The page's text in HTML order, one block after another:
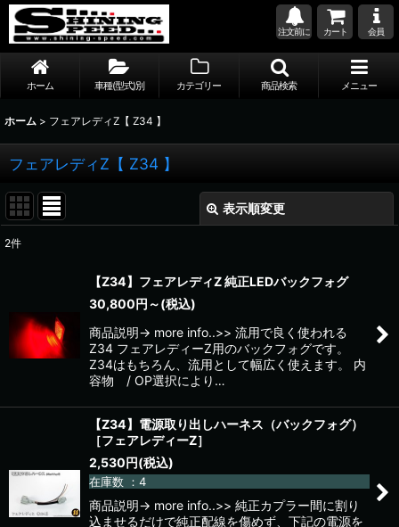
注文前に カート 会員
ホーム 車種(型式)別 カテゴリー 商品検索 メニュー
ホーム > フェアレディZ【 Z34 】
フェアレディZ【 Z34 】
表示順変更
絞り込む
2件
【Z34】フェアレディZ 純正LEDバックフォグ
30,800円 ～(税込)
商品説明→ more info..>> 流用で良く使われる
Z34 フェアレディーZ用のバックフォグです。
Z34はもちろん、流用として幅広く使えます。 内
容物 / OP選択により…
【Z34】電源取り出しハーネス（バックフォグ）
［フェアレディーZ］
2,530円(税込)
在庫数 ：4
商品説明→ more info..>> 純正カプラー間に割り
込ませるだけで純正配線を傷めず、下記の電源を